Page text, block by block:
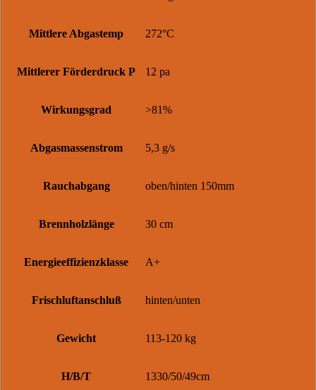
Mittlere Abgastemp 272°C
Mittlerer Förderdruck P 12 pa
Wirkungsgrad >81%
Abgasmassenstrom 5,3 g/s
Rauchabgang oben/hinten 150mm
Brennholzlänge 30 cm
Energieeffizienzklasse A+
Frischluftanschluß hinten/unten
Gewicht 113-120 kg
H/B/T 1330/50/49cm